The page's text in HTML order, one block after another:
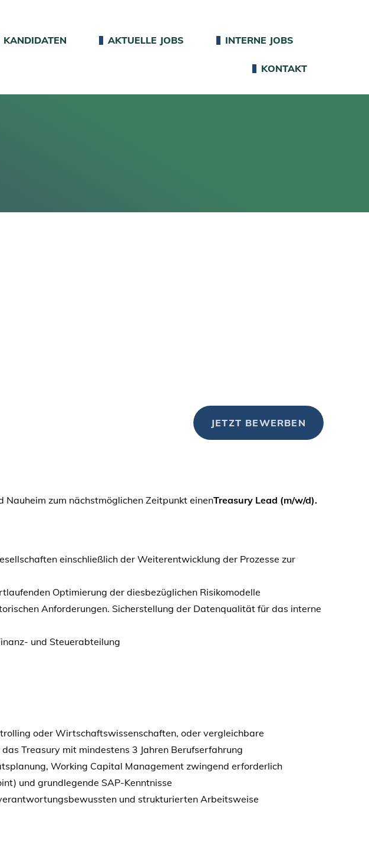
KANDIDATEN AKTUELLE JOBS INTERNE JOBS
KONTAKT
JETZT BEWERBEN
Nauheim zum nächstmöglichen Zeitpunkt einenTreasury Lead (m/w/d).
einschließlich der Weiterentwicklung der Prozesse zur
Optimierung der diesbezüglichen Risikomodelle
Anforderungen. Sicherstellung der Datenqualität für das interne
und Steuerabteilung
oder Wirtschaftswissenschaften, oder vergleichbare
Treasury mit mindestens 3 Jahren Berufserfahrung
Working Capital Management zwingend erforderlich
und grundlegende SAP-Kenntnisse
und strukturierten Arbeitsweise